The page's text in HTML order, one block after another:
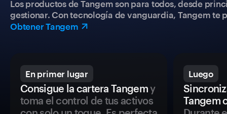
Los productos de Tangem son para todos, desde
gestionar. Con tecnología de vanguardia, Tangem
Obtener Tangem
En primer lugar
Consigue la cartera Tangemy
toma el control de tus activos
Luego
Tangem